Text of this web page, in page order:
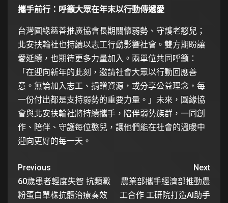
攜手前行：呼籲大眾在年末以行動傳遞愛
台灣圓緣慈善推廣協會長期關懷弱勢、守護老憨兒；
北安扶輪社也持續以志工行動影響社會。雙方期盼讓
愛延續，也期待更多力量加入。兩單位共同呼籲：
「在迎向新年的此刻，邀請社會大眾以行動回應善
意。無論加入志工、捐贈資源，或分享公益理念，每
一份付出都是支持弱勢的重要力量。」未來，圓緣協
會與北安扶輪社將持續攜手，陪伴弱勢族群，一同創
作、陪伴、守護每位憨兒，讓他們能在社會的溫暖中
迎向更好的每一天。
Previous
60歲患者輕度失智 抗類澱
粉蛋白單株抗體治療奏效
Next
農業部攜手經濟部推動農
工合作 工研院打造AI助手